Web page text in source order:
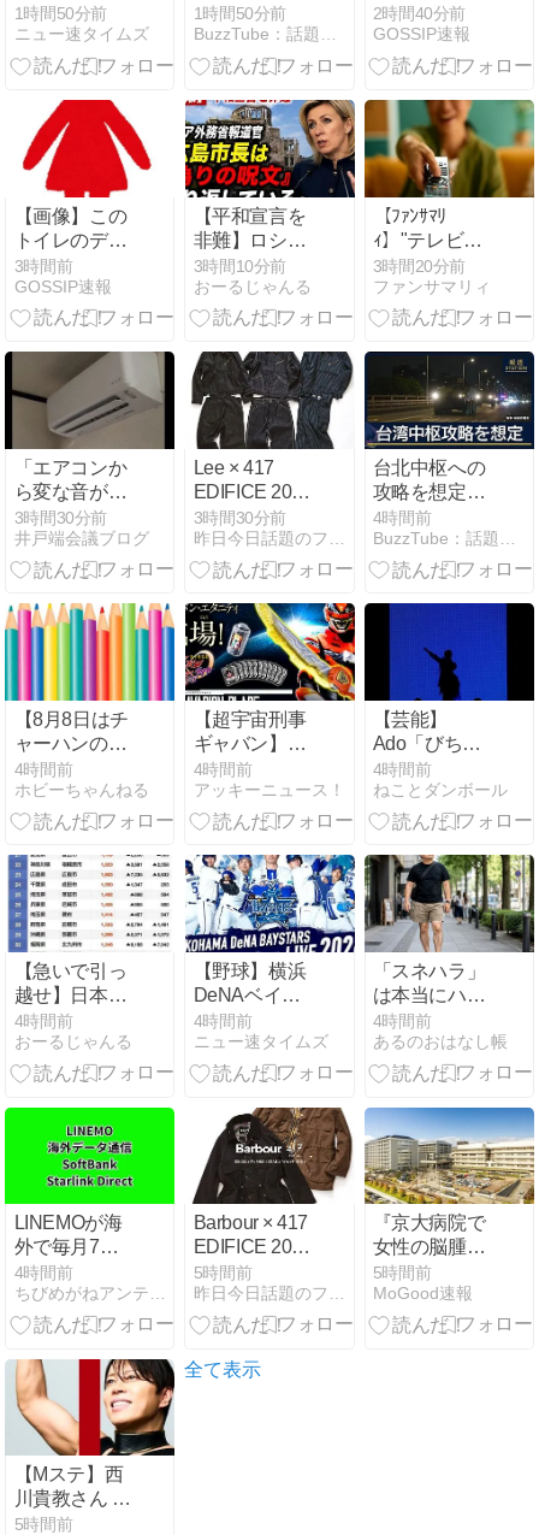
代表選におま
えら注目！ち
ょｗどっちが
ｗ【玉木雄一
郎】
1時間50分前
ニュー速タイムズ
ら映画『ブル
ーロック』を
ピックアップ
鉄を演じる樋
口幸平さんが
スタジオに登
場！
1時間50分前
BuzzTube：話題・流行・旬・最新・注目の動画サイト
が蘇る…あの
時の衝撃的な
写真が再び話
2時間40分前
GOSSIP速報
【画像】この
トイレのデザ
インが話題！
間違って入る
やつ続出www
3時間前
GOSSIP速報
【平和宣言を
非難】ロシア
外務省報道官
「広島市長は
『偽りの呪
ている」
3時間10分前
おーるじゃんる
【ﾌｧﾝｻﾏﾘ
ｨ】"テレビ大
好き" 高齢者
の｢テレビ離
れ｣が始まっ
半〜20代の約
7割が "ほぼ見
ない" 衝撃の
最新データ…
「洗脳プロパ
ガンダで不快
なレベル」
3時間20分前
ファンサマリィ
「エアコンか
ら変な音がす
る。なんだ
ろ…え？」ﾊﾟｼ
ｬｯ → ヤバすぎ
てくる・・・
3時間30分前
井戸端会議ブログ
Lee × 417
EDIFICE 2026
FW 別注 “91-B
ジップブルゾ
ン & ペインタ
月上旬 発売
(リー エディ
フィス)
3時間30分前
台北中枢への
攻略を想定
「橋封鎖」台
湾で大規模軍
事演習 脅威増
4時間前
【8月8日はチ
ャーハンの
日】「チャー
ハン」をよく
食べる都道府
グ、1位はど
こ? 2024年度
27位から急上
昇 – 1か月に
食べる量は東
京都が1位に
4時間前
ホビーちゃんねる
【超宇宙刑事
ギャバン】V
シネクスト
『超宇宙刑事
ギャバン イン
ライヤ』の
Blu-rayが受注
開始！
4時間前
アッキーニュース！
【芸能】
Ado「びちょ
びちょびちょ
アンチョビア
タック！」 深
稿...
4時間前
ねことダンボール
【急いで引っ
越せ】日本人
が減り｢外国人
が増えた｣市区
町村ランキン
4時間前
おーるじゃんる
【野球】横浜
DeNAベイス
ターズの最新
試合結果と今
後の展望
4時間前
ニュー速タイムズ
「スネハラ」
は本当にハラ
スメントなの
か――長瀬智
也の"謝罪"が
SNS時代
4時間前
あるのおはなし帳
LINEMOが海
外で毎月7日
間無制限に！
9月から衛星
通信も追加料
4時間前
Barbour × 417
EDIFICE 2026
FW 別注 “OLD
BEDAILE
waist code”が9
(バブアー エ
5時間前
『京大病院で
女性の脳腫瘍
摘出手術も誤
って腫瘍の無
い部位を摘出
5時間前
MoGood速報
【Mステ】西
川貴教さん 魅
惑のマーメイ
5時間前
全て表示